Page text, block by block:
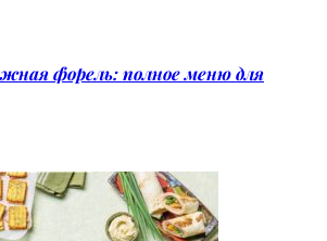
форель: полное меню для